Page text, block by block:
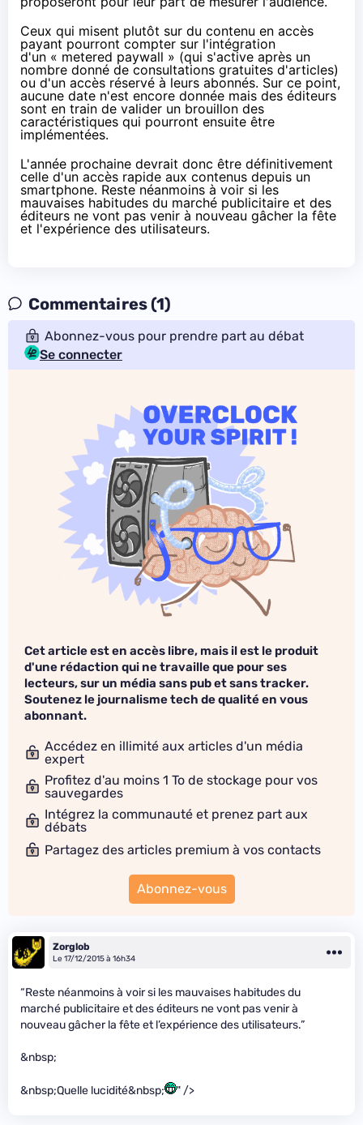
Ceux qui misent plutôt sur du contenu en accès
payant pourront compter sur l'intégration
d'un « metered paywall » (qui s'active après un
nombre donné de consultations gratuites d'articles)
ou d'un accès réservé à leurs abonnés. Sur ce point,
aucune date n'est encore donnée mais des éditeurs
sont en train de valider un brouillon des
caractéristiques qui pourront ensuite être
implémentées.
L'année prochaine devrait donc être définitivement
celle d'un accès rapide aux contenus depuis un
smartphone. Reste néanmoins à voir si les
mauvaises habitudes du marché publicitaire et des
éditeurs ne vont pas venir à nouveau gâcher la fête
et l'expérience des utilisateurs.
Commentaires (1)
Abonnez-vous pour prendre part au débat
Se connecter
Cet article est en accès libre, mais il est le produit
d'une rédaction qui ne travaille que pour ses
lecteurs, sur un média sans pub et sans tracker.
Soutenez le journalisme tech de qualité en vous
abonnant.
Accédez en illimité aux articles d'un média
expert
Profitez d'au moins 1 To de stockage pour vos
sauvegardes
Intégrez la communauté et prenez part aux
débats
Partagez des articles premium à vos contacts
Abonnez-vous
Zorglob
Le 17/12/2015 à 16h34
“Reste néanmoins à voir si les mauvaises habitudes du
marché publicitaire et des éditeurs ne vont pas venir à
nouveau gâcher la fête et l’expérience des utilisateurs.”
&nbsp;
&nbsp;Quelle lucidité&nbsp; " />